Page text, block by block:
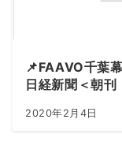
📌FAAVO千葉
日経新聞＜朝
2020年2月4日